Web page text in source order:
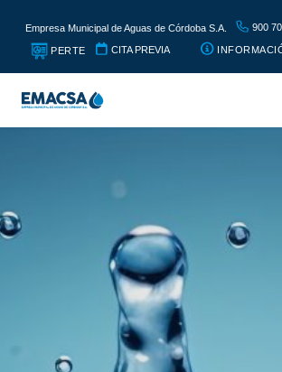
Empresa Municipal de Aguas de Córdoba S.A. 900
PERTE CITA PREVIA